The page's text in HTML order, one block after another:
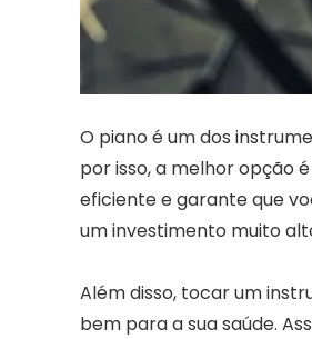
O piano é um dos
por isso, a melhor opção
eficiente e garante que
um investimento muito
Além disso, tocar um
bem para a sua saúde.